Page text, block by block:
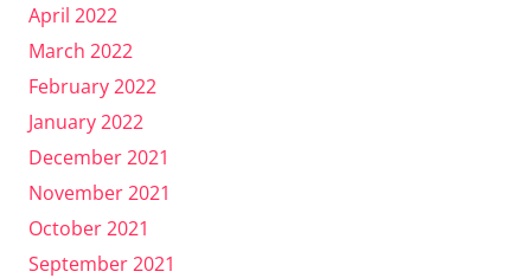
April 2022
March 2022
February 2022
January 2022
December 2021
November 2021
October 2021
September 2021